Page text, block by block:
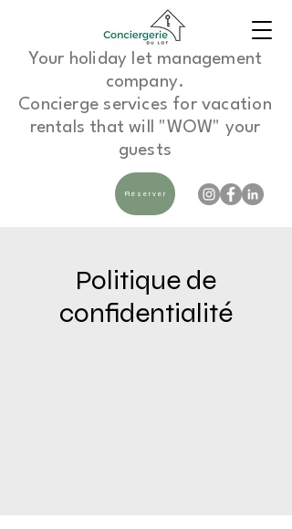
Your holiday let management
company.
Concierge services for vacation
rentals that will "WOW" your
guests
Réserver
Politique de
confidentialité